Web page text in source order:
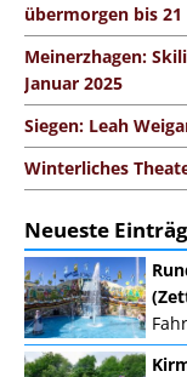
übermorgen bis
Meinerzhagen:
Januar 2025
Siegen: Leah
Winterliches
Neueste